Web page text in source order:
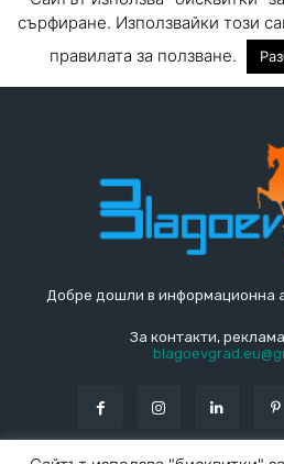
Добре дошли в информационна
За контакти,